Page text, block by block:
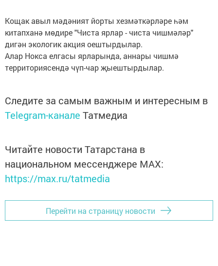
Кощак авыл мәдәният йорты хезмәткәрләре һәм
китапханә мөдире "Чиста ярлар - чиста чишмәләр"
дигән экологик акция оештырдылар.
Алар Нокса елгасы ярларында, аннары чишмә
территориясендә чүп-чар җыештырдылар.
Следите за самым важным и интересным в
Telegram-канале Татмедиа
Читайте новости Татарстана в
национальном мессенджере MАХ:
https://max.ru/tatmedia
Перейти на страницу новости